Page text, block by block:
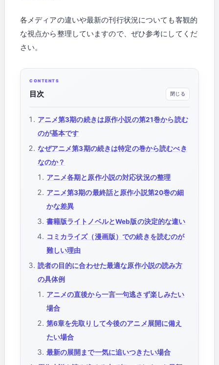
各メディアの違いや最新の刊行状況についても客観的
な視点から整理していますので、ぜひ参考にしてくだ
さい。
目次
アニメ第3期の続きは原作小説の第21巻から読む
のが基本です
なぜアニメ第3期の続きは特定の巻から読むべき
なのか？
アニメ各期と原作小説の対応状況の整理
アニメ第3期の最終話と原作小説第20巻の細
かな差異
書籍版ライトノベルとWeb版の決定的な違い
コミカライズ（漫画版）での続きを読むのが
難しい理由
読者の目的に合わせた最適な原作小説の読み方
の具体例
アニメの直後から一言一句逃さず楽しみたい
場合
第6章を先取りして今後のアニメ展開に備え
たい場合
最新の展開まで一気に追いつきたい場合